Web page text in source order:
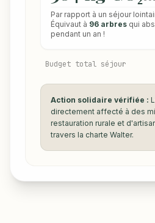
Par rapport à un séjour
Équivaut à 96 arbres qui
pendant un an !
Budget total séjour
Action solidaire vérifiée :
directement affecté à des
restauration rurale et
travers la charte Walter.